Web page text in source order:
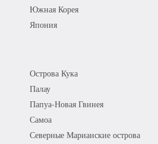
Южная Корея
Япония
Острова Кука
Палау
Папуа-Новая Гвинея
Самоа
Северные Марианские острова